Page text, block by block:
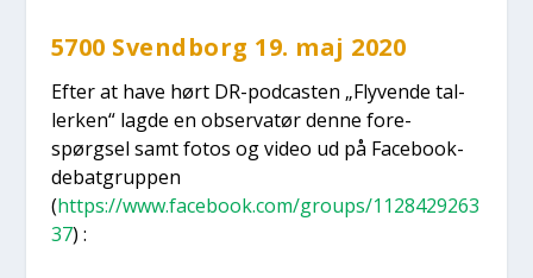
5700 Svend­borg 19. maj 2020
Efter at have hørt DR-podca­sten „Fly­ven­de tal­
ler­ken“ lag­de en obser­va­tør den­ne fore­
spørgsel samt fotos og video ud på Face­book-
debat­grup­pen
(https://www.facebook.com/groups/1128429263
37) :